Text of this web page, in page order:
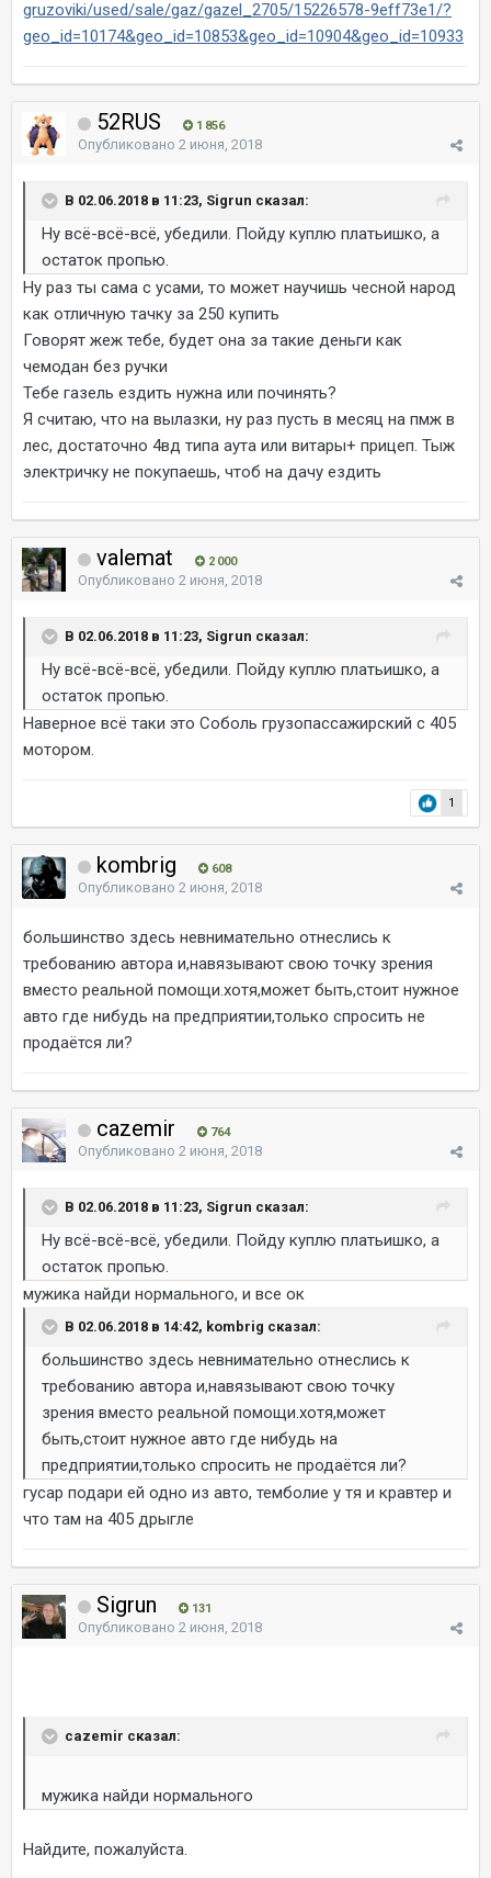
gruzoviki/used/sale/gaz/gazel_2705/15226578-9eff73e1/?
geo_id=10174&geo_id=10853&geo_id=10904&geo_id=10933
52RUS 1 856
Опубликовано 2 июня, 2018
В 02.06.2018 в 11:23, Sigrun сказал:
Ну всё-всё-всё, убедили. Пойду куплю платьишко, а
остаток пропью.
Ну раз ты сама с усами, то может научишь чесной народ
как отличную тачку за 250 купить
Говорят жеж тебе, будет она за такие деньги как
чемодан без ручки
Тебе газель ездить нужна или починять?
Я считаю, что на вылазки, ну раз пусть в месяц на пмж в
лес, достаточно 4вд типа аута или витары+ прицеп. Тыж
электричку не покупаешь, чтоб на дачу ездить
valemat 2 000
Опубликовано 2 июня, 2018
В 02.06.2018 в 11:23, Sigrun сказал:
Ну всё-всё-всё, убедили. Пойду куплю платьишко, а
остаток пропью.
Наверное всё таки это Соболь грузопассажирский с 405
мотором.
1
kombrig 608
Опубликовано 2 июня, 2018
большинство здесь невнимательно отнеслись к
требованию автора и,навязывают свою точку зрения
вместо реальной помощи.хотя,может быть,стоит нужное
авто где нибудь на предприятии,только спросить не
продаётся ли?
cazemir 764
Опубликовано 2 июня, 2018
В 02.06.2018 в 11:23, Sigrun сказал:
Ну всё-всё-всё, убедили. Пойду куплю платьишко, а
остаток пропью.
мужика найди нормального, и все ок
В 02.06.2018 в 14:42, kombrig сказал:
большинство здесь невнимательно отнеслись к
требованию автора и,навязывают свою точку
зрения вместо реальной помощи.хотя,может
быть,стоит нужное авто где нибудь на
предприятии,только спросить не продаётся ли?
гусар подари ей одно из авто, темболие у тя и кравтер и
что там на 405 дрыгле
Sigrun 131
Опубликовано 2 июня, 2018
cazemir сказал:
мужика найди нормального
Найдите, пожалуйста.